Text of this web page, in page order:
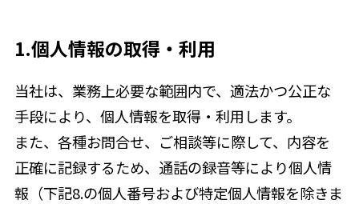
1.個人情報の取得・利用
当社は、業務上必要な範囲内で、適法かつ公正な
手段により、個人情報を取得・利用します。
また、各種お問合せ、ご相談等に際して、内容を
正確に記録するため、通話の録音等により個人情
報（下記8.の個人番号および特定個人情報を除きま